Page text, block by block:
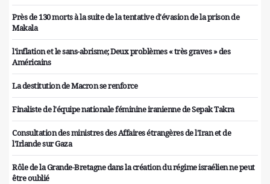
Près de 130 morts à la suite de la tentative d'évasion de la prison de
Makala
l'inflation et le sans-abrisme; Deux problèmes « très graves » des
Américains
La destitution de Macron se renforce
Finaliste de l'équipe nationale féminine iranienne de Sepak Takra
Consultation des ministres des Affaires étrangères de l'Iran et de
l'Irlande sur Gaza
Rôle de la Grande-Bretagne dans la création du régime israélien ne peut
être oublié